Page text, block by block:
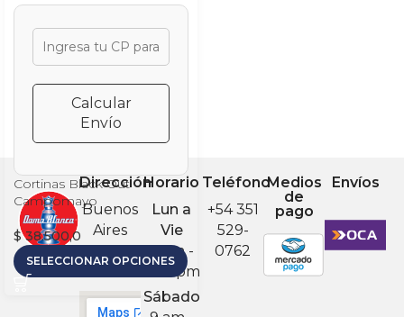
Calcular
Envío
Cortinas Black Out
Campomayo
$38.500,0
SELECCIONAR OPCIONES
Dirección
Buenos
Aires
Horario
Lun a
Vie
8 am -
5:30 pm
Sábado
Teléfono
+54 351
529-
0762
Medios
de
pago
Envíos